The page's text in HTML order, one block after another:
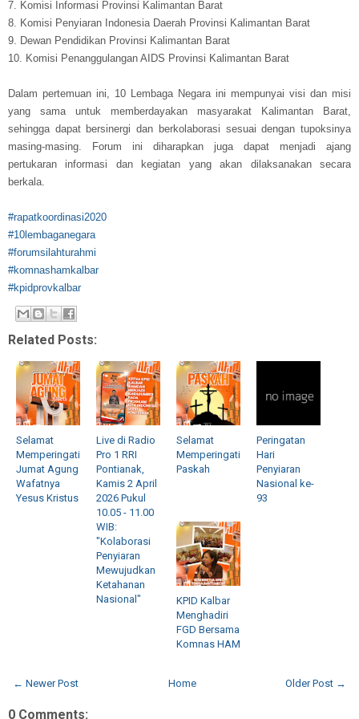
7. Komisi Informasi Provinsi Kalimantan Barat
8. Komisi Penyiaran Indonesia Daerah Provinsi Kalimantan Barat
9. Dewan Pendidikan Provinsi Kalimantan Barat
10. Komisi Penanggulangan AIDS Provinsi Kalimantan Barat
Dalam pertemuan ini, 10 Lembaga Negara ini mempunyai visi dan misi
yang sama untuk memberdayakan masyarakat Kalimantan Barat,
sehingga dapat bersinergi dan berkolaborasi sesuai dengan tupoksinya
masing-masing. Forum ini diharapkan juga dapat menjadi ajang
pertukaran informasi dan kegiatan yang akan dilaksanakan secara
berkala.
#rapatkoordinasi2020
#10lembaganegara
#forumsilahturahmi
#komnashamkalbar
#kpidprovkalbar
Related Posts:
Selamat
Memperingati
Jumat Agung
Wafatnya
Yesus Kristus
Live di Radio
Pro 1 RRI
Pontianak,
Kamis 2 April
2026 Pukul
10.05 - 11.00
WIB:
"Kolaborasi
Penyiaran
Mewujudkan
Ketahanan
Nasional"
Selamat
Memperingati
Paskah
Peringatan
Hari
Penyiaran
Nasional ke-
93
KPID Kalbar
Menghadiri
FGD Bersama
Komnas HAM
← Newer Post Older Post →
Home
0 Comments: